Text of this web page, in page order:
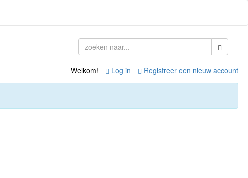
Welkom! Log in Registreer een nieuw account